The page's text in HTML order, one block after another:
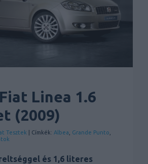
Linea 1.6
(2009)
Tesztek | Címkék: Albea Grande Punto
és 1,6 literes